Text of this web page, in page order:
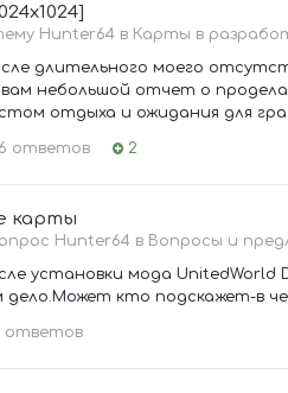
Hunter64 в Карты в
длительного моего
небольшой отчет о
отдыха и ожидания для
ответов 2
карты
Hunter64 в Вопросы и
установки мода
дело.Может кто подскажет-в
ответов